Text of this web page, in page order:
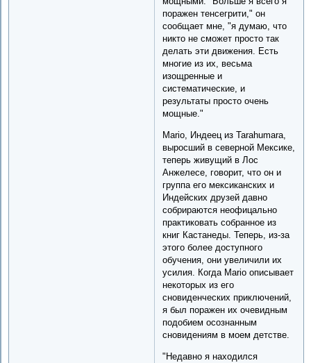
поражен тенсегрити," он
сообщает мне, "я думаю, что
никто не сможет просто так
делать эти движения. Есть
многие из их, весьма
изощренные и
систематические, и
результаты просто очень
мощные."
Mario, Индеец из Tarahumara,
выросший в северной Мексике,
теперь живущий в Лос
Анжелесе, говорит, что он и
группа его мексиканских и
Индейских друзей давно
собрираются неофицально
практиковать собранное из
книг Кастанеды. Теперь, из-за
этого более доступного
обучения, они увеличили их
усилия. Когда Mario описывает
некоторых из его
сновиденческих приключений,
я был поражен их очевидным
подобием осознанным
сновидениям в моем детстве.
"Недавно я находился